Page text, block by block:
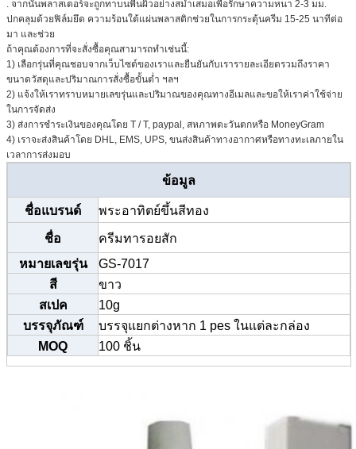
. จากนั้นพลาสเตอร์จะถูกทาบนพื้นผิวอย่างสม่ำเสมอเพื่อรักษาความหนา 2-3 มม.
ปกคลุมด้วยฟิล์มยึด ความร้อนใต้แผ่นพลาสติกช่วยในการกระตุ้นครีม 15-25 นาทีต่อ
มา และช่วย
ถ้าคุณต้องการที่จะสั่งซื้อคุณสามารถทำเช่นนี้:
1) เลือกรุ่นที่คุณชอบจากเว็บไซต์ของเราและยืนยันกับเรารายละเอียดรวมถึงราคา
ขนาดวัสดุและปริมาณการสั่งซื้อขั้นต่ำ ฯลฯ
2) แจ้งให้เราทราบหมายเลขรุ่นและปริมาณของคุณทางอีเมลและขอให้เราค่าใช้จ่าย
ในการจัดส่ง
3) ส่งการชำระเงินของคุณโดย T / T, paypal, สหภาพตะวันตกหรือ MoneyGram
4) เราจะส่งสินค้าโดย DHL, EMS, UPS, ขนส่งสินค้าทางอากาศหรือทางทะเลภายใน
เวลาการส่งมอบ
ข้อมูล
ชื่อแบรนด์ พระอาทิตย์ขึ้นสีทอง
ชื่อ
ครีมทารอยสัก
หมายเลขรุ่น
GS-7017
สี
ขาว
สเปค
10g
บรรจุภัณฑ์
บรรจุแยกต่างหาก 1 pes ในแต่ละกล่อง
MOQ
100 ชิ้น